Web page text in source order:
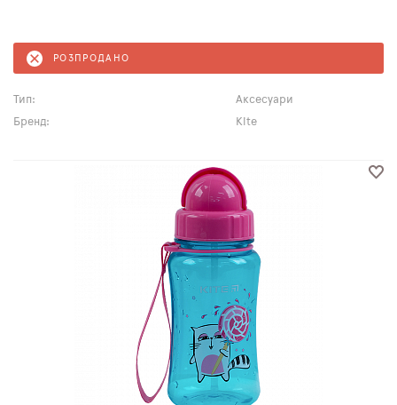
РОЗПРОДАНО
Тип:
Аксесуари
Бренд:
Kite